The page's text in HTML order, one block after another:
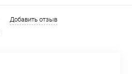
Добавить отзыв